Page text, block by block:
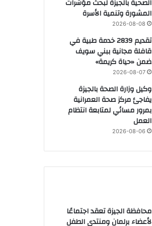
الصحية بالجيزة لبحث مؤشرات
المشورة وتنمية الأسرة
2026-08-08
تقديم 2839 خدمة طبية في
قافلة مجانية ببني سويف
ضمن «حياة كريمة»
2026-08-07
وكيل وزارة الصحة بالجيزة
يفاجئ مركز صحة العمرانية
بمرور مسائي لمتابعة انتظام
العمل
2026-08-06
محافظة الجيزة تعقد اجتماعًا
لأعضاء برلمان ومنتدى الطفل